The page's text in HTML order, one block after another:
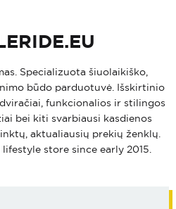
Specializuota šiuolaikiško,
būdo parduotuvė. Išskirtinio
funkcionalios ir stilingos
bei kiti svarbiausi kasdienos
aktualiausių prekių ženklų.
store since early 2015.